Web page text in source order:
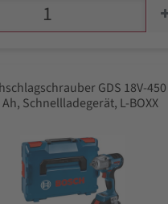
GDS 18V-
Schnellladegerät, L-BOXX